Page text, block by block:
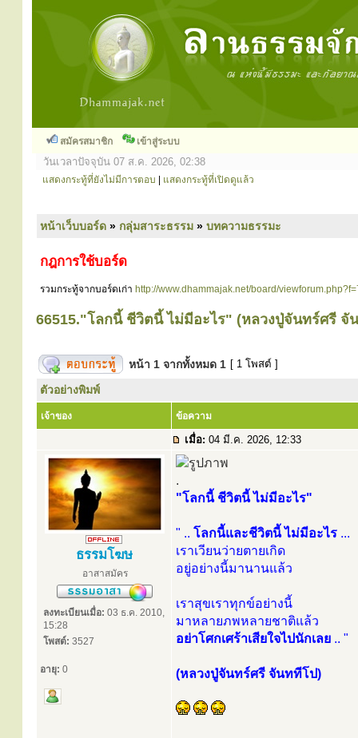
สมัครสมาชิก เข้าสู่ระบบ
วันเวลาปัจจุบัน 07 ส.ค. 2026, 02:38
แสดงกระทู้ที่ยังไม่มีการตอบ แสดงกระทู้ที่เปิดดูแล้ว
หน้าเว็บบอร์ด » กลุ่มสาระธรรม » บทความธรรมะ
กฎการใช้บอร์ด
รวมกระทู้จากบอร์ดเก่า http://www.dhammajak.net/board/
66515."โลกนี้ ชีวิตนี้ ไม่มีอะไร" (หลวงปู่จันทร์ศรี จั
หน้า 1 จากทั้งหมด 1 [ 1 โพสต์ ]
ตัวอย่างพิมพ์
เจ้าของ ข้อความ
เมื่อ: 04 มี.ค. 2026, 12:33
ธรรมโฆษ
อาสาสมัคร
ลงทะเบียนเมื่อ: 03 ธ.ค. 2010,
15:28
โพสต์: 3527
อายุ: 0
.
"โลกนี้ ชีวิตนี้ ไม่มีอะไร"
" .. โลกนี้และชีวิตนี้ ไม่มีอะไร ...
เราเวียนว่ายตายเกิด
อยู่อย่างนี้มานานแล้ว
เราสุขเราทุกข์อย่างนี้
มาหลายภพหลายชาติแล้ว
อย่าโศกเศร้าเสียใจไปนักเลย .. "
(หลวงปู่จันทร์ศรี จันททีโป)